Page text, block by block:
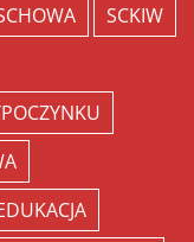
SCKIW